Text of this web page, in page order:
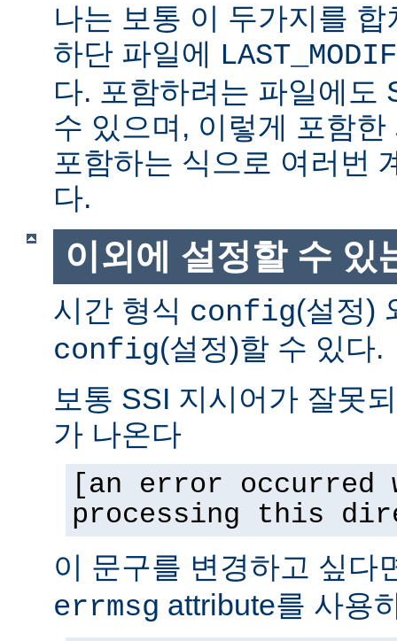
나는 보통 이 두가지를
하단 파일에
다. 포함하려는 파일에도
수 있으며, 이렇게 포함
포함하는 식으로 여러번
다.
이외에 설정할 수 있
시간 형식 config(설정)
config(설정)할 수 있다.
보통 SSI 지시어가 잘못
가 나온다
[an error occurred
processing this
이 문구를 변경하고 싶다
errmsg attribute를 사용